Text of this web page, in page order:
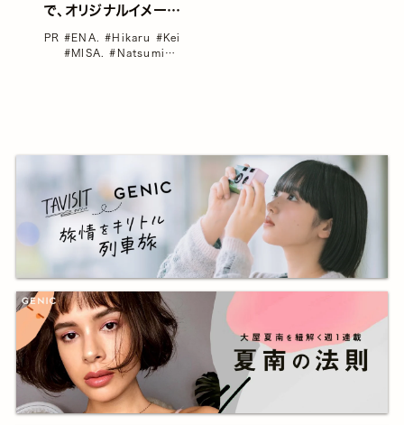
で、オリジナルイメージ
ングレシピにチャレンジ
した10名のリアルボイ
PR #ENA.#Hikaru #Kei
#MISA.#Natsumi